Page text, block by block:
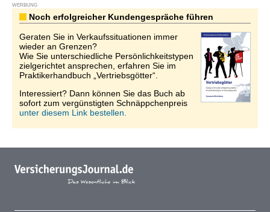
WERBUNG
Noch erfolgreicher Kundengespräche führen
Geraten Sie in Verkaufssituationen immer
wieder an Grenzen?
Wie Sie unterschiedliche Persönlichkeitstypen
zielgerichtet ansprechen, erfahren Sie im
Praktikerhandbuch „Vertriebsgötter“.
Interessiert? Dann können Sie das Buch ab
sofort zum vergünstigten Schnäppchenpreis
unter diesem Link bestellen.